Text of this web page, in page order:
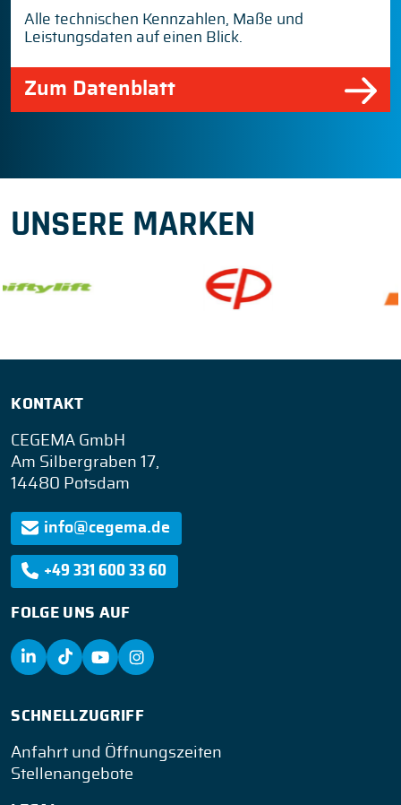
Alle technischen Kennzahlen, Maße und
Leistungsdaten auf einen Blick.
Zum Datenblatt
UNSERE MARKEN
KONTAKT
CEGEMA GmbH
Am Silbergraben 17,
14480 Potsdam
info@cegema.de
+49 331 600 33 60
FOLGE UNS AUF
SCHNELLZUGRIFF
Anfahrt und Öffnungszeiten
Stellenangebote